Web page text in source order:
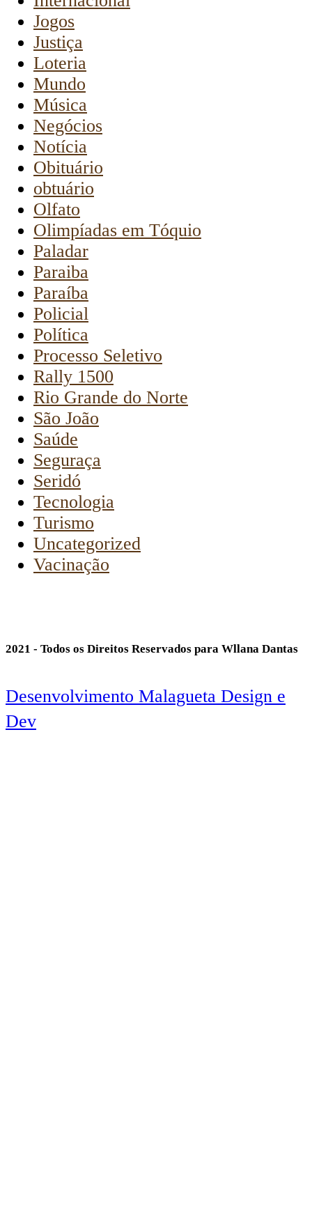
Jogos
Justiça
Loteria
Mundo
Música
Negócios
Notícia
Obituário
obtuário
Olfato
Olimpíadas em Tóquio
Paladar
Paraiba
Paraíba
Policial
Política
Processo Seletivo
Rally 1500
Rio Grande do Norte
São João
Saúde
Seguraça
Seridó
Tecnologia
Turismo
Uncategorized
Vacinação
2021 - Todos os Direitos Reservados para Wllana Dantas
Desenvolvimento Malagueta Design e
Dev